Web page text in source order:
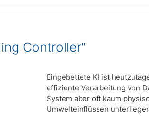
Controller"
Eingebettete KI ist
effiziente Verarbeitung von
System aber oft kaum
Umwelteinflüssen